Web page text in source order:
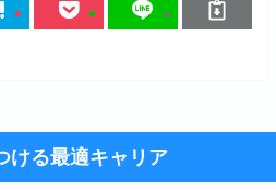
ける最適キャリア